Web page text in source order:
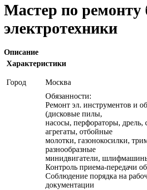
Мастер по ремонту
электротехники
Описание
Характеристики
Город Москва
Обязанности:
Ремонт эл. инструментов и
(дисковые пилы,
насосы, перфораторы, дрель,
агрегаты, отбойные
молотки, газонокосилки,
разнообразные
минидвигатели,
Контроль приема-передачи
Соблюдение порядка на
документации